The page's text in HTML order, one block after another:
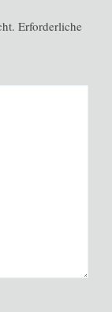
Erforderliche